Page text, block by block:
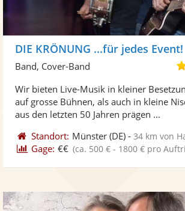
DIE KRÖNUNG ...für jedes Event!
Band, Cover-Band
Wir bieten Live-Musik in kleiner
auf grosse Bühnen, als auch in kleine
aus den letzten 50 Jahren prägen ...
Standort: Münster (DE) -34 km von
Gage: €€ (ca. 500 € - 1800 € pro